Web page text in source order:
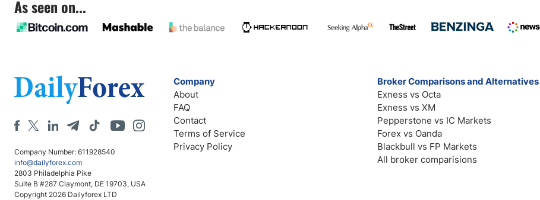
As seen on...
Company Number: 611928540
info@dailyforex.com
2803 Philadelphia Pike
Suite B #287 Claymont, DE 19703, USA
Copyright 2026 Dailyforex LTD
Company
About
FAQ
Contact
Terms of Service
Privacy Policy
Broker Comparisons and Alternatives
Exness vs Octa
Exness vs XM
Pepperstone vs IC Markets
Forex vs Oanda
Blackbull vs FP Markets
All broker comparisions